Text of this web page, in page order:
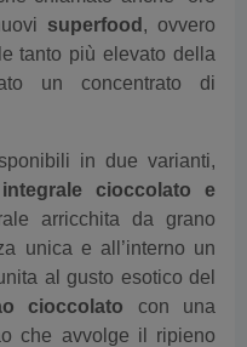
superfood , ovvero
tanto più elevato della
un concentrato di
in due varianti,
cioccolato e
arricchita da grano
unica e all’interno un
al gusto esotico del
cioccolato con una
che avvolge il ripieno